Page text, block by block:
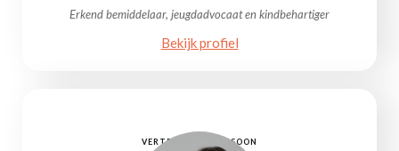
Erkend bemiddelaar, jeugdadvocaat en kindbehartiger
Bekijk profiel
VERTROUWENSPERSOON